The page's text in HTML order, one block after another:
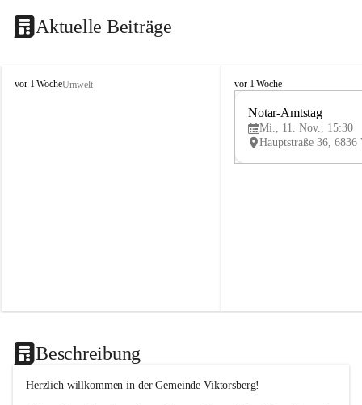
Aktuelle Beiträge
V
vor 1 WocheUmwelt
V
vor 1 Woche
Notar-Amtstag
Mi., 11. Nov., 15:30
Beschreibung
Herzlich willkommen in der Gemeinde Viktorsberg!